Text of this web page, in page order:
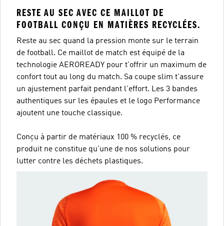
RESTE AU SEC AVEC CE MAILLOT DE
FOOTBALL CONÇU EN MATIÈRES RECYCLÉES.
Reste au sec quand la pression monte sur le terrain
de football. Ce maillot de match est équipé de la
technologie AEROREADY pour t'offrir un maximum de
confort tout au long du match. Sa coupe slim t'assure
un ajustement parfait pendant l'effort. Les 3 bandes
authentiques sur les épaules et le logo Performance
ajoutent une touche classique.
Conçu à partir de matériaux 100 % recyclés, ce
produit ne constitue qu'une de nos solutions pour
lutter contre les déchets plastiques.